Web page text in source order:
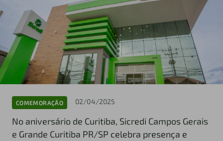
COMEMORAÇÃO 02/04/2025
No aniversário de Curitiba, Sicredi Campos Gerais
e Grande Curitiba PR/SP celebra presença e